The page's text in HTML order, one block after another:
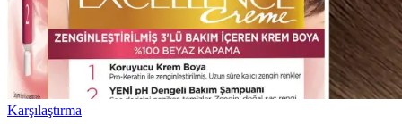
Karşılaştırma